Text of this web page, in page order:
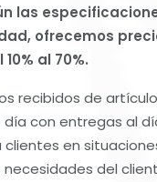
las
ofrecemos
al 70%.
recibidos de
día con entregas al
clientes en
necesidades del